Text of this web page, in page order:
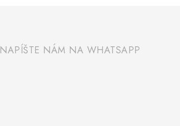
NAPÍŠTE NÁM NA WHATSAPP